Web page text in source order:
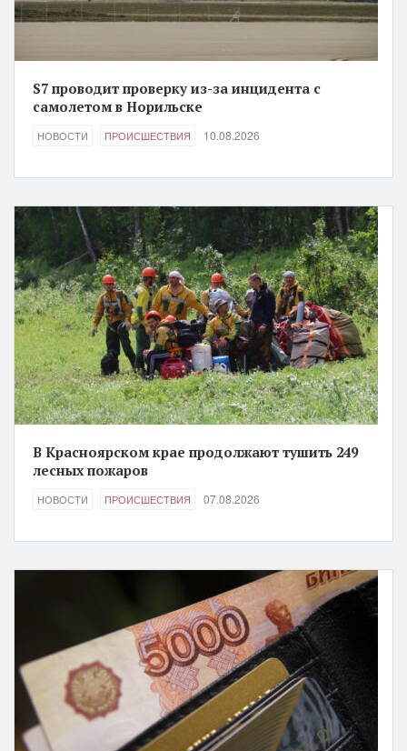
S7 проводит проверку из-за инцидента с
самолетом в Норильске
НОВОСТИ ПРОИСШЕСТВИЯ 10.08.2026
В Красноярском крае продолжают тушить 249
лесных пожаров
НОВОСТИ ПРОИСШЕСТВИЯ 07.08.2026